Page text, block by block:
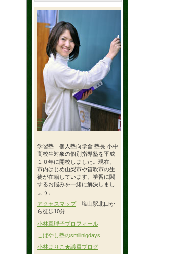
学習塾 個人塾向学舎 塾長 小中
高校生対象の個別指導塾を平成
１０年に開校しました。現在、
市内はじめ山梨市や笛吹市の生
徒が在籍しています。学習に関
するお悩みを一緒に解決しまし
ょう。
アクセスマップ 塩山駅北口か
ら徒歩10分
小林真理子プロフィール
こばやし塾のsmilinigdays
小林まりこ★議員ブログ